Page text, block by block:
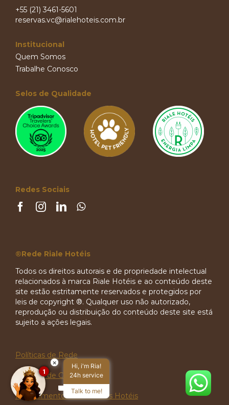
+55 (21) 3461-5601
reservas.vc@rialehoteis.com.br
Institucional
Quem Somos
Trabalhe Conosco
Selos de Qualidade
Redes Sociais
®Rede Riale Hotéis
Todos os direitos autorais e de propriedade intelectual
relacionados à marca Riale Hotéis e ao conteúdo deste
site estão estritamente reservados e protegidos por
leis de copyright ®. Qualquer uso não autorizado,
reprodução ou distribuição do conteúdo deste site está
sujeito a ações legais.
Políticas de Rede
Políticas de Criança
Regulamento Internos dos Hotéis
×
Hi, i'm Ria!
24h service
Talk to me!
1